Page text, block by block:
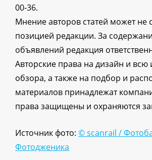
00-36.
Мнение авторов статей может не
позицией редакции. За
объявлений редакция
Авторские права на дизайн и
обзора, а также на подбор и
материалов принадлежат
права защищены и охраняются
Источник фото: © scanrail /
Фотодженика